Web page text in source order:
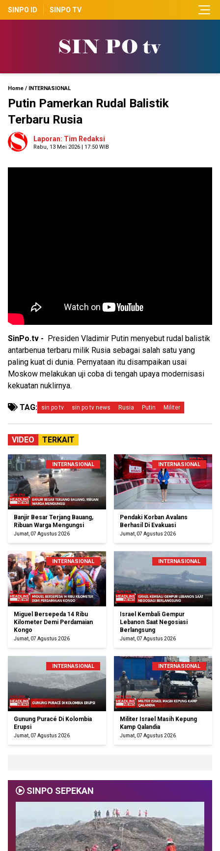
SINPO ID SINPO TV
Home / INTERNASIONAL
Putin Pamerkan Rudal Balistik
Terbaru Rusia
Laporan: Tim Redaksi
Rabu, 13 Mei 2026 | 17:50 WIB
SinPo.tv -
Presiden Vladimir Putin menyebut rudal balistik
antarbenua terbaru milik Rusia sebagai salah satu yang
paling kuat di dunia. Pernyataan itu disampaikan usai
Moskow melakukan uji coba di tengah upaya modernisasi
kekuatan nuklirnya.
TAG: sin po tv sin po tv news Rusia Putin Militer
VIDEO TERKAIT
INTERNASIONAL
Banjir Besar Terjang Bauang,
Ribuan Warga Mengungsi
Jumat, 07 Agustus 2026
INTERNASIONAL
Pendaki Korban Avalans
Berhasil Di Evakuasi
Jumat, 07 Agustus 2026
INTERNASIONAL
Miguel Bersepeda 14 Ribu
Kilometer Demi Perdamaian
Kongo
Jumat, 07 Agustus 2026
INTERNASIONAL
Israel Kembali Gempur
Lebanon Saat Negosiasi
Berlangsung
Jumat, 07 Agustus 2026
INTERNASIONAL
Gunung Puracé Di Kolombia
Erupsi
Jumat, 07 Agustus 2026
INTERNASIONAL
Militer Israel Masih Kepung
Kamp Qalandia
Jumat, 07 Agustus 2026
SINPO SEPEKAN